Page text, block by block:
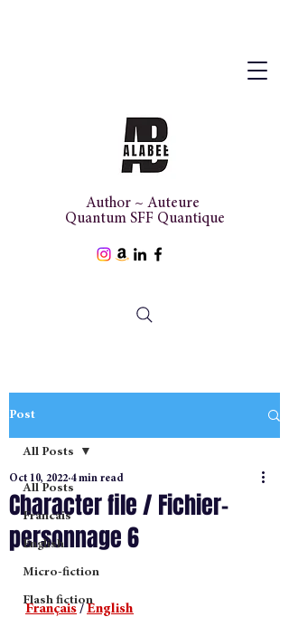
Author ~ Auteure
Quantum SFF Quantique
Post
All Posts
Francais
English
Micro-fiction
Flash fiction
All Posts
Character file / Fichier-
personnage 6
Oct 10, 2022 4 min read
Français / English